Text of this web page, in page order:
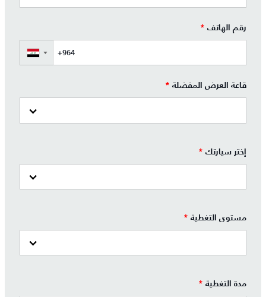
رقم الهاتف *
▼
قاعة العرض المفضلة *
إختر سيارتك *
مستوى التغطية *
مدة التغطية *